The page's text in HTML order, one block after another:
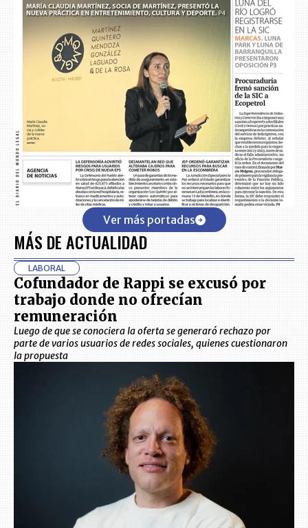
Ver más portadas
MÁS DE ACTUALIDAD
LABORAL
Cofundador de Rappi se excusó por
trabajo donde no ofrecían
remuneración
Luego de que se conociera la oferta se generaró rechazo por
parte de varios usuarios de redes sociales, quienes cuestionaron
la propuesta